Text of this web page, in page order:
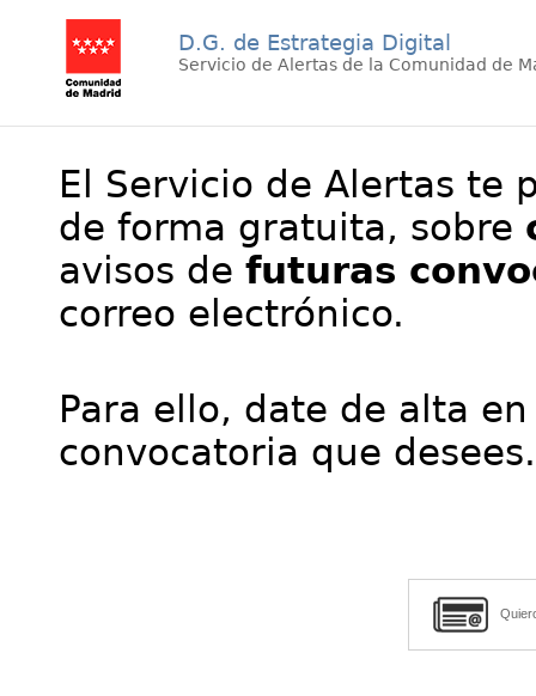
D.G. de Estrategia Digital
Servicio de Alertas de la Comunidad de
El Servicio de Alertas te
de forma gratuita, sobre
avisos de futuras
correo electrónico.
Para ello, date de alta
convocatoria que desees.